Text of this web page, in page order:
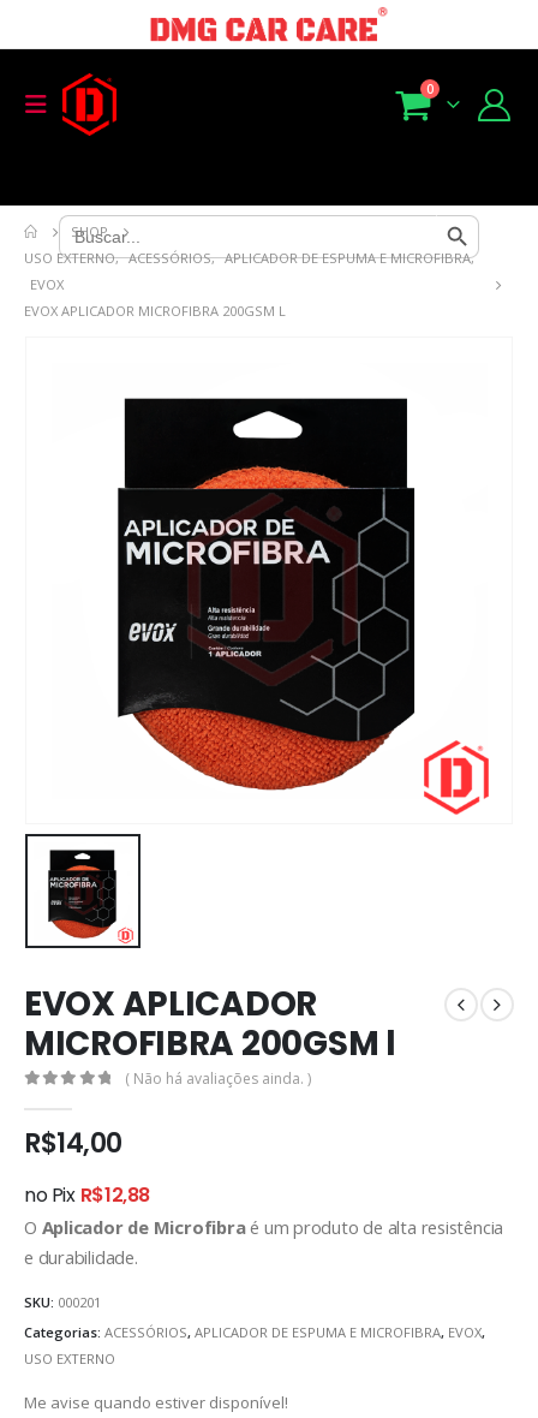
Search
for:
Search Button
0
SHOP
USO EXTERNO, ACESSÓRIOS, APLICADOR DE ESPUMA E MICROFIBRA,
EVOX
EVOX APLICADOR MICROFIBRA 200GSM L
EVOX APLICADOR
MICROFIBRA 200GSM l
( Não há avaliações ainda. )
R$14,00
no Pix R$12,88
O Aplicador de Microfibraé um produto de alta resistência
e durabilidade.
SKU: 000201
Categorias: ACESSÓRIOS, APLICADOR DE ESPUMA E MICROFIBRA, EVOX,
USO EXTERNO
Me avise quando estiver disponível!